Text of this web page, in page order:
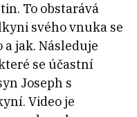
To obstarává
svého vnuka se
jak. Následuje
se účastní
Joseph s
Video je